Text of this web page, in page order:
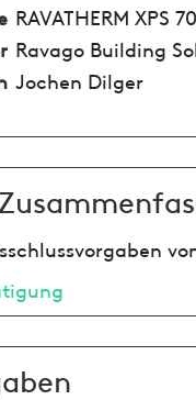
RAVATHERM XPS
Ravago Building
Jochen Dilger